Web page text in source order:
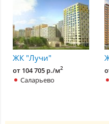
ЖК "Лучи"
от 104 705 р./м2
Саларьево